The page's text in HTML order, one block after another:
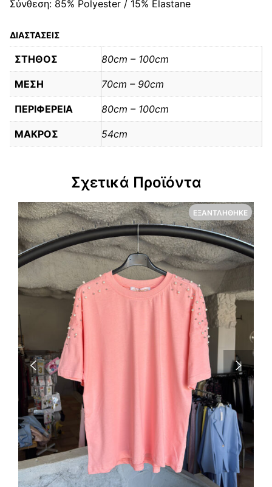
Σύνθεση: 85% Polyester / 15% Elastane
ΔΙΑΣΤΑΣΕΙΣ
ΣΤΗΘΟΣ 80cm – 100cm
ΜΕΣΗ 70cm – 90cm
ΠΕΡΙΦΕΡΕΙΑ 80cm – 100cm
ΜΑΚΡΟΣ 54cm
Σχετικά Προϊόντα
ΕΞΑΝΤΛΉΘΗΚΕ